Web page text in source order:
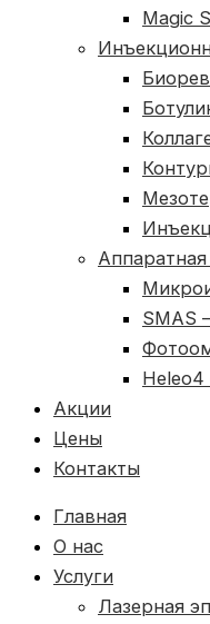
Magic
SMAS
Акции
Цены
Контакты
Главная
О нас
Услуги
Лазерная